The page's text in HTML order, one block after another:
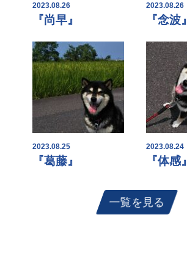
2023.08.26
『尚早』
2023.08.26
『念波』
2023.08.25
『葛藤』
2023.08.24
『体感』
一覧を見る